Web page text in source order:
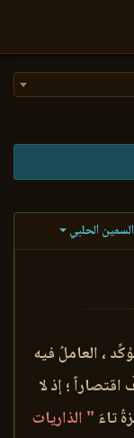
الحلبي
، العاملُ فيه
؛ إذ لا
تاءَ " الذاريات